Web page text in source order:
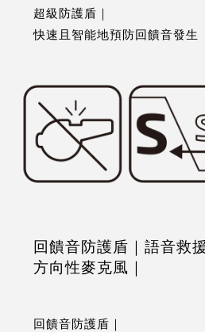
超級防護盾｜
快速且智能地預防回饋音發生
回饋音防護盾｜語音救
方向性麥克風｜
回饋音防護盾｜